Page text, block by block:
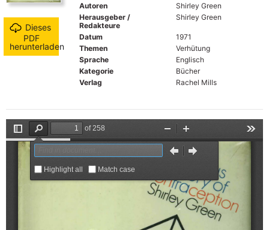
Dieses
PDF
herunterladen
Autoren
Shirley Green
Herausgeber /
Redakteure
Shirley Green
Datum
1971
Themen
Verhütung
Sprache
Englisch
Kategorie
Bücher
Verlag
Rachel Mills